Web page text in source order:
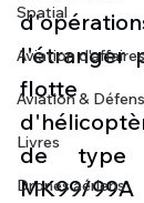
Spatial
Aviation d'affaires
Aviation &
Livres
Drones aériens
l'étranger
flotte
de type
MK99/